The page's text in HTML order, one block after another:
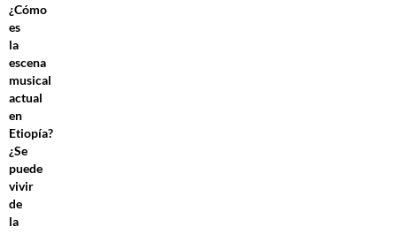
¿Cómo
es
la
escena
musical
actual
en
Etiopía?
¿Se
puede
vivir
de
la